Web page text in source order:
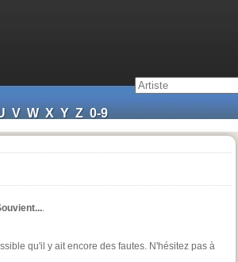
V W X Y Z 0-9
.
qu'il y ait encore des fautes. N'hésitez pas à